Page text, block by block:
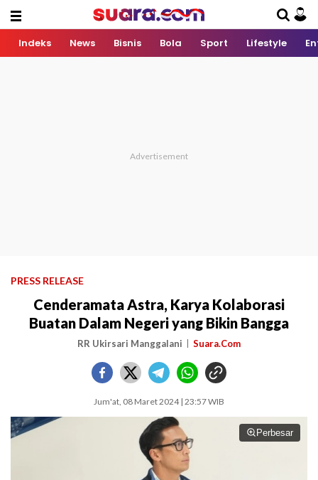
Indeks News Bisnis Bola Sport Lifestyle
PRESS RELEASE
Cenderamata Astra, Karya Kolaborasi
Buatan Dalam Negeri yang Bikin Bangga
RR Ukirsari Manggalani Suara.Com
Jum'at, 08 Maret 2024 | 23:57 WIB
Perbesar